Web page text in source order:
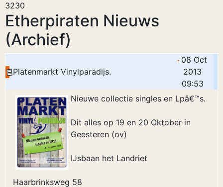
3230
Etherpiraten Nieuws
(Archief)
Platenmarkt Vinylparadijs.
08 Oct
2013
09:53
Nieuwe collectie singles en Lpâ€™s.
Dit alles op 19 en 20 Oktober in
Geesteren (ov)
IJsbaan het Landriet
Haarbrinksweg 58